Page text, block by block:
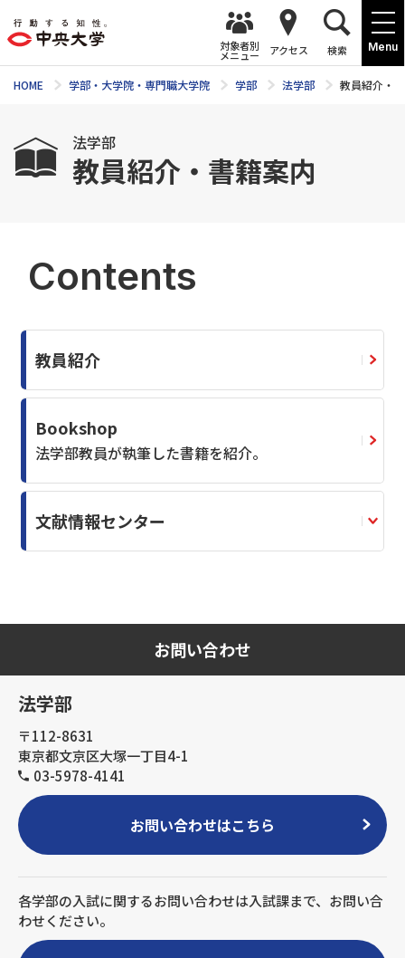
Menu
対象者別
メニュー アクセス 検索
HOME 学部・大学院・専門職大学院 学部 法学部 教員紹介・
法学部
教員紹介・書籍案内
Contents
教員紹介
Bookshop
法学部教員が執筆した書籍を紹介。
文献情報センター
お問い合わせ
法学部
〒112-8631
東京都文京区大塚一丁目4-1
03-5978-4141
お問い合わせはこちら
各学部の入試に関するお問い合わせは入試課まで、お問い合
わせください。